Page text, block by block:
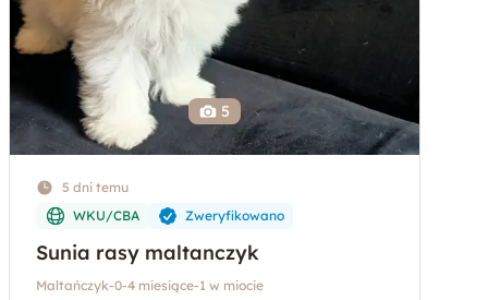
5
5 dni temu
WKU/CBA
Zweryfikowano
Sunia rasy maltanczyk
Maltańczyk-0-4 miesiące-1 w miocie